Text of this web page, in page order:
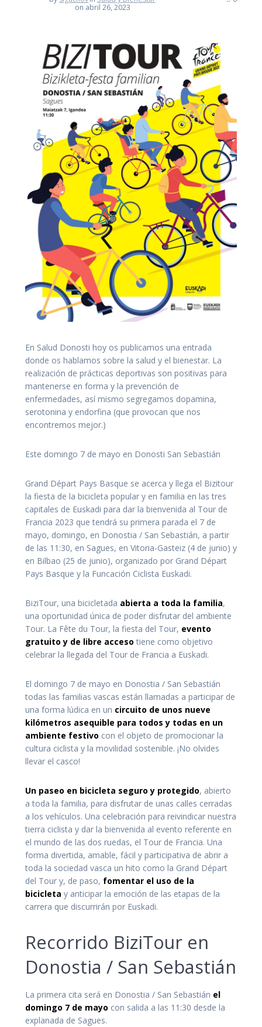
on abril 26, 2023
En Salud Donosti hoy os publicamos una entrada
donde os hablamos sobre la salud y el bienestar. La
realización de prácticas deportivas son positivas para
mantenerse en forma y la prevención de
enfermedades, así mismo segregamos dopamina,
serotonina y endorfina (que provocan que nos
encontremos mejor.)
Este domingo 7 de mayo en Donosti San Sebastián
Grand Départ Pays Basque se acerca y llega el Bizitour
la fiesta de la bicicleta popular y en familia en las tres
capitales de Euskadi para dar la bienvenida al Tour de
Francia 2023 que tendrá su primera parada el 7 de
mayo, domingo, en Donostia / San Sebastián, a partir
de las 11:30, en Sagues, en Vitoria-Gasteiz (4 de junio) y
en Bilbao (25 de junio), organizado por Grand Départ
Pays Basque y la Funcación Ciclista Euskadi.
BiziTour, una bicicletada abierta a toda la familia,
una oportunidad única de poder disfrutar del ambiente
Tour. La Fête du Tour, la fiesta del Tour, evento
gratuito y de libre acceso tiene como objetivo
celebrar la llegada del Tour de Francia a Euskadi.
El domingo 7 de mayo en Donostia / San Sebastián
todas las familias vascas están llamadas a participar de
una forma lúdica en un circuito de unos nueve
kilómetros asequible para todos y todas en un
ambiente festivo con el objeto de promocionar la
cultura ciclista y la movilidad sostenible. ¡No olvides
llevar el casco!
Un paseo en bicicleta seguro y protegido, abierto
a toda la familia, para disfrutar de unas calles cerradas
a los vehículos. Una celebración para reivindicar nuestra
tierra ciclista y dar la bienvenida al evento referente en
el mundo de las dos ruedas, el Tour de Francia. Una
forma divertida, amable, fácil y participativa de abrir a
toda la sociedad vasca un hito como la Grand Départ
del Tour y, de paso, fomentar el uso de la
bicicleta y anticipar la emoción de las etapas de la
carrera que discurrirán por Euskadi.
Recorrido BiziTour en
Donostia / San Sebastián
La primera cita será en Donostia / San Sebastián el
domingo 7 de mayo con salida a las 11:30 desde la
explanada de Sagues.